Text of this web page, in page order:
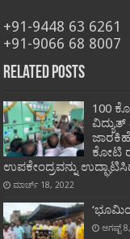
+91-9448 63 6261
+91-9066 68 8007
Related Posts
100
ಕೋಟಿ
ಉಪಕೇಂದ್ರವನ್ನು
ಮಾರ್ಚ್ 18, 2022
ಆಗಷ್ಟ್